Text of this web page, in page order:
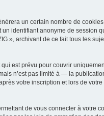
un certain nombre de
identifiant anonyme de session
», archivant de ce fait tous les
est prévu pour couvrir
n’est pas limité à — la
votre inscription et lors de
de vous connecter à votre